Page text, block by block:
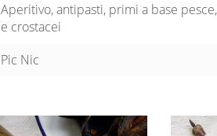
Aperitivo, antipasti, primi a base
e crostacei
Pic Nic